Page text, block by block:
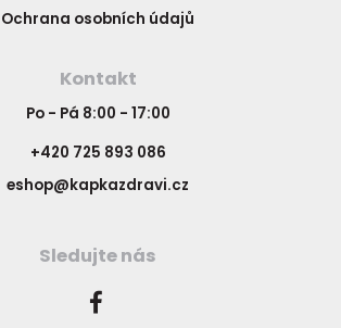
Ochrana osobních údajů
Kontakt
Po - Pá 8:00 - 17:00
+420 725 893 086
eshop@kapkazdravi.cz
Sledujte nás